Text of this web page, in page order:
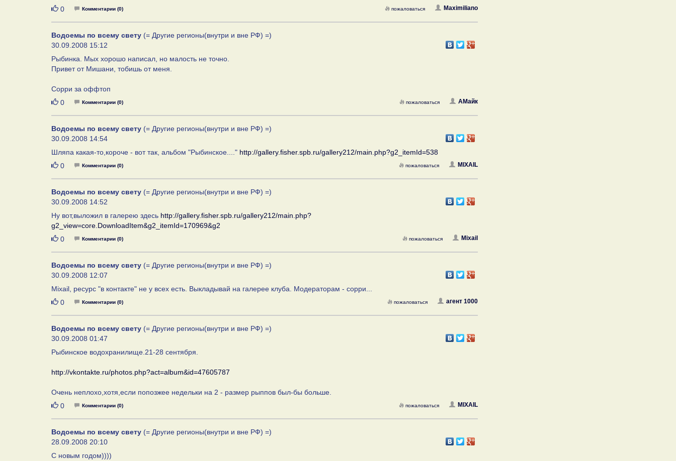
Нравится
0 Комментарии (0) Maximiliano
пожаловаться
Водоемы по всему свету (= Другие регионы(внутри и вне РФ) =)
30.09.2008 15:12
Рыбинка. Мых хорошо написал, но малость не точно.
Привет от Мишани, тобишь от меня.
Сорри за оффтоп
Нравится
0 Комментарии (0) АМайк
пожаловаться
Водоемы по всему свету (= Другие регионы(внутри и вне РФ) =)
30.09.2008 14:54
Шляпа какая-то,короче - вот так, альбом "Рыбинское...." http://gallery.fisher.spb.ru/gallery212/main.php?g2_itemId=538
Нравится
0 Комментарии (0) MIXAIL
пожаловаться
Водоемы по всему свету (= Другие регионы(внутри и вне РФ) =)
30.09.2008 14:52
Ну вот,выложил в галерею здесь http://gallery.fisher.spb.ru/gallery212/main.php?
g2_view=core.DownloadItem&g2_itemId=170969&g2
Нравится
0 Комментарии (0) Mixail
пожаловаться
Водоемы по всему свету (= Другие регионы(внутри и вне РФ) =)
30.09.2008 12:07
Mixail, ресурс "в контакте" не у всех есть. Выкладывай на галерее клуба. Модераторам - сорри...
Нравится
0 Комментарии (0) агент 1000
пожаловаться
Водоемы по всему свету (= Другие регионы(внутри и вне РФ) =)
30.09.2008 01:47
Рыбинское водохранилище.21-28 сентября.
http://vkontakte.ru/photos.php?act=album&id=47605787
Очень неплохо,хотя,если попозжее недельки на 2 - размер рыппов был-бы больше.
Нравится
0 Комментарии (0) MIXAIL
пожаловаться
Водоемы по всему свету (= Другие регионы(внутри и вне РФ) =)
28.09.2008 20:10
С новым годом))))